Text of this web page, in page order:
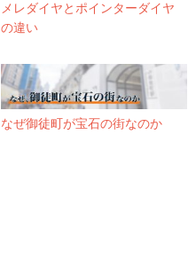
メレダイヤとポインターダイヤ
の違い
なぜ御徒町が宝石の街なのか